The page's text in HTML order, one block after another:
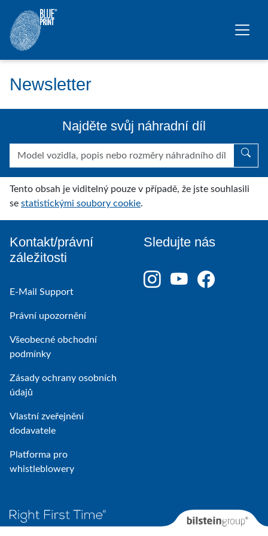
Newsletter
Najděte svůj náhradní díl
Tento obsah je viditelný pouze v případě, že jste souhlasili
se statistickými soubory cookie.
Kontakt/právní
záležitosti
E-Mail Support
Právní upozornění
Všeobecné obchodní
podmínky
Zásady ochrany osobních
údajů
Vlastní zveřejnění
dodavatele
Platforma pro
whistleblowery
Sledujte nás